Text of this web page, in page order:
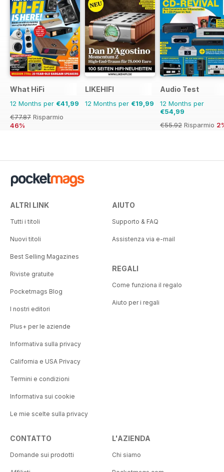
What HiFi
12 Months per €41,99
€77.87 Risparmio
46%
LIKEHIFI
12 Months per €19,99
Audio Test
12 Months per
€54,99
€55.92 Risparmio
ALTRI LINK
Tutti i titoli
Nuovi titoli
Best Selling Magazines
Riviste gratuite
Pocketmags Blog
I nostri editori
Plus+ per le aziende
Informativa sulla privacy
California e USA Privacy
Termini e condizioni
Informativa sui cookie
Le mie scelte sulla privacy
AIUTO
Supporto & FAQ
Assistenza via e-mail
REGALI
Come funziona il regalo
Aiuto per i regali
CONTATTO
Domande sui prodotti
L'AZIENDA
Chi siamo